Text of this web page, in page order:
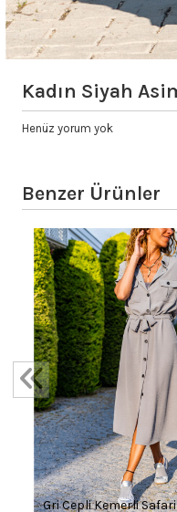
Kadın Siyah
Henüz yorum yok
Benzer Ürünler
Gri Cepli Kemerli